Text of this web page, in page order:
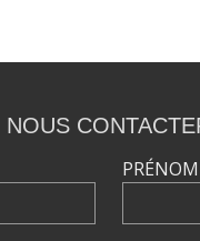
NOUS
PRÉNOM